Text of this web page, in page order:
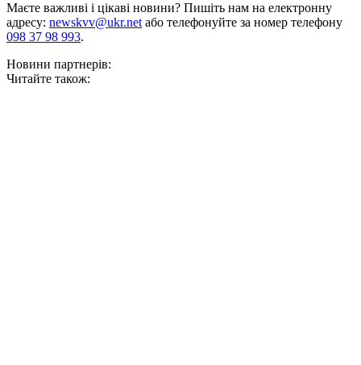
Маєте важливі і цікаві новини? Пишіть нам на електронну
адресу: newskvv@ukr.netабо телефонуйте за номер телефону
098 37 98 993.
Новини партнерів:
Читайте також: